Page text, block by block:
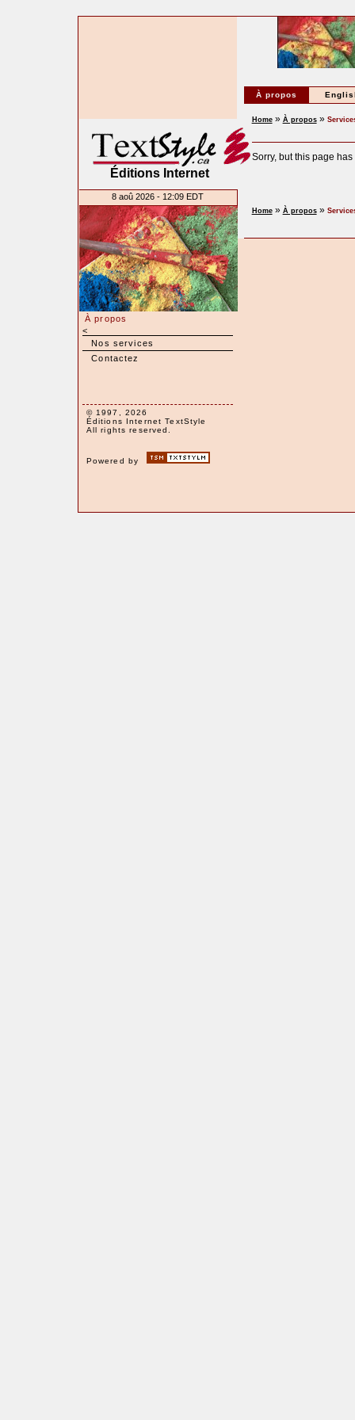
Éditions Internet
8 aoû 2026 - 12:09 EDT
À propos
<
Nos services
Contactez
© 1997, 2026
Éditions Internet TextStyle
All rights reserved.
Powered by
À propos
Home» À propos»
Sorry, but this page
Home» À propos»